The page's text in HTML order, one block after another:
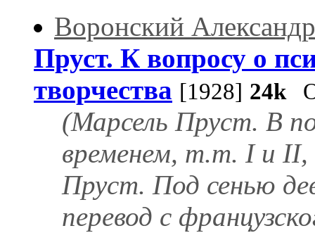
Воронский
Пруст. К вопросу о
творчества [1928] 24k
(Марсель Пруст. В
временем, т.т. I и II,
Пруст. Под сенью
перевод с